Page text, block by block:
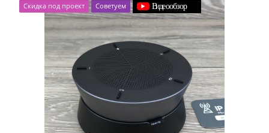
Скидка под проект Советуем